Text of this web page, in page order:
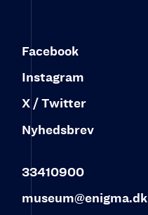
Facebook
Instagram
X / Twitter
Nyhedsbrev
33410900
museum@enigma.dk